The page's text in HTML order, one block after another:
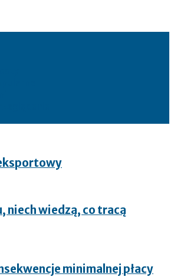
niech wiedzą, co tracą
minimalnej płacy